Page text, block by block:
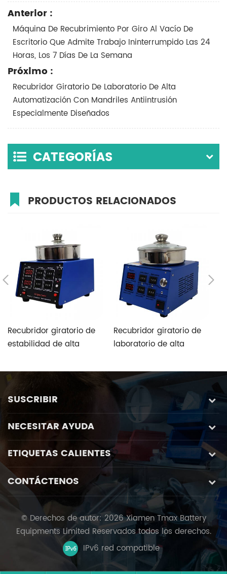
Anterior :
Máquina De Recubrimiento Por Giro Al Vacío De
Escritorio Que Admite Trabajo Ininterrumpido Las 24
Horas, Los 7 Días De La Semana
Próximo :
Recubridor Giratorio De Laboratorio De Alta
Automatización Con Mandriles Antiintrusión
Especialmente Diseñados
CATEGORÍAS
PRODUCTOS RELACIONADOS
Recubridor giratorio de
estabilidad de alta
de laboratorio de tipo
manual
Recubridor giratorio de
laboratorio de alta
mandriles antiintrusión
especialmente
SUSCRIBIR
NECESITAR AYUDA
ETIQUETAS CALIENTES
CONTÁCTENOS
© Derechos de autor: 2026 Xiamen Tmax Battery
Equipments Limited Reservados todos los derechos.
IPv6 red compatible